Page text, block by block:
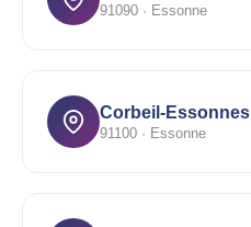
91090 · Essonne
Corbeil-Essonnes
91100 · Essonne